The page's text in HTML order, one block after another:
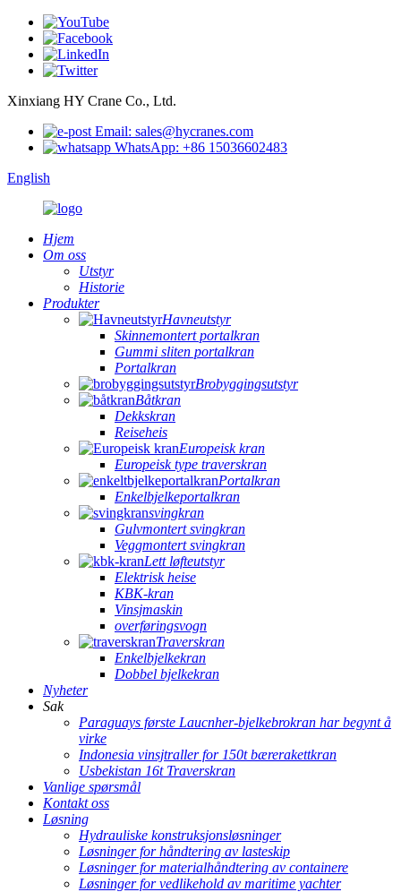
Xinxiang HY Crane Co., Ltd.
Email: sales@hycranes.com
WhatsApp: +86 15036602483
English
Hjem
Om oss
Utstyr
Historie
Produkter
Havneutstyr
Skinnemontert portalkran
Gummi sliten portalkran
Portalkran
Brobyggingsutstyr
Båtkran
Dekkskran
Reiseheis
Europeisk kran
Europeisk type traverskran
Portalkran
Enkelbjelkeportalkran
svingkran
Gulvmontert svingkran
Veggmontert svingkran
Lett løfteutstyr
Elektrisk heise
KBK-kran
Vinsjmaskin
overføringsvogn
Traverskran
Enkelbjelkekran
Dobbel bjelkekran
Nyheter
Sak
Paraguays første Laucnher-bjelkebrokran har begynt å
virke
Indonesia vinsjtraller for 150t bærerakettkran
Usbekistan 16t Traverskran
Vanlige spørsmål
Kontakt oss
Løsning
Hydrauliske konstruksjonsløsninger
Løsninger for håndtering av lasteskip
Løsninger for materialhåndtering av containere
Løsninger for vedlikehold av maritime yachter